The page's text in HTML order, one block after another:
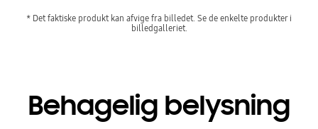
* Det faktiske produkt kan afvige fra billedet. Se de enkelte produkter i
billedgalleriet.
Behagelig belysning